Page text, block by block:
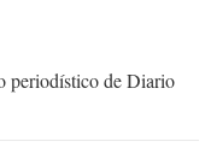
periodístico de Diario